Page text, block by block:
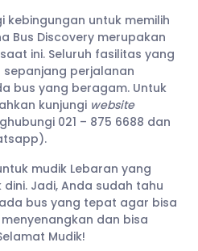
kebingungan untuk memilih
Bus Discovery merupakan
ini. Seluruh fasilitas yang
perjalanan
bus yang beragam. Untuk
kunjungi website
021 – 875 6688 dan
mudik Lebaran yang
Jadi, Anda sudah tahu
bus yang tepat agar bisa
dan bisa
Mudik!